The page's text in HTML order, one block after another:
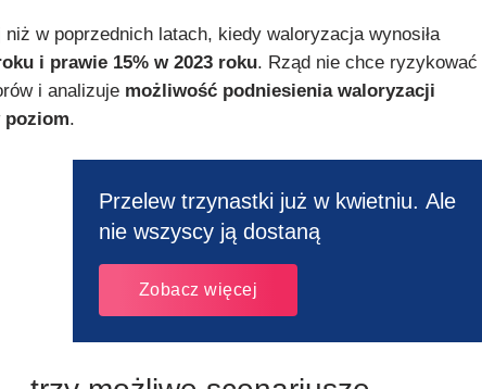
niż w poprzednich latach, kiedy waloryzacja wynosiła
i prawie 15% w 2023 roku. Rząd nie chce ryzykować
i analizuje możliwość podniesienia waloryzacji
poziom.
Przelew trzynastki już w kwietniu. Ale
nie wszyscy ją dostaną
Zobacz więcej